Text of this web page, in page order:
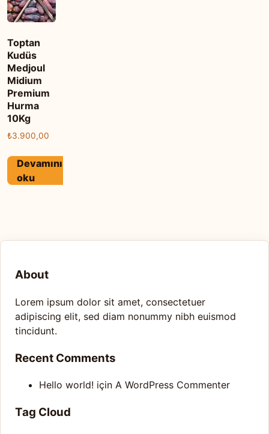
Toptan
Kudüs
Medjoul
Midium
Premium
Hurma
10Kg
₺3.900,00
Devamını
oku
About
Lorem ipsum dolor sit amet, consectetuer
adipiscing elit, sed diam nonummy nibh euismod
tincidunt.
Recent Comments
Hello world! için A WordPress Commenter
Tag Cloud